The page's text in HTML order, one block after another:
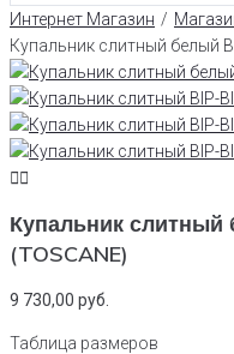
Интернет Магазин /
Купальник слитный белый
Купальник слитный
(TOSCANE)
9 730,00 руб.
Таблица размеров